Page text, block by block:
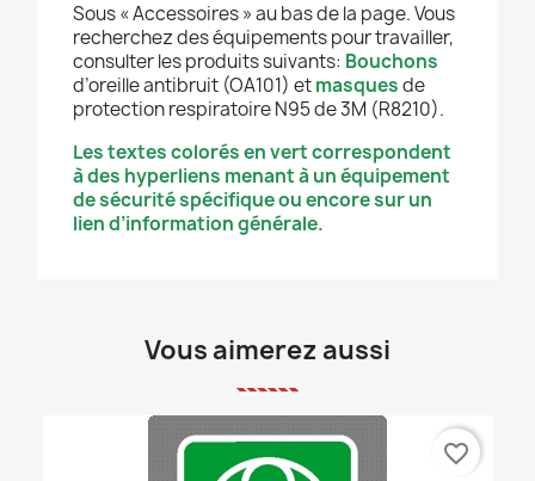
Sous « Accessoires » au bas de la page. Vous
recherchez des équipements pour travailler,
consulter les produits suivants: Bouchons
d’oreille antibruit (OA101) etmasquesde
protection respiratoire N95 de 3M (R8210).
Les textes colorés en vert correspondent
à des hyperliens menant à un équipement
de sécurité spécifique ou encore sur un
lien d’information générale.
Vous aimerez aussi
favorite_border